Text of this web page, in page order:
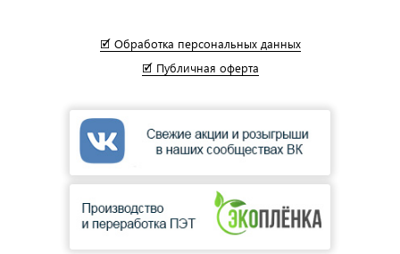
🗹 Обработка персональных данных
🗹 Публичная оферта